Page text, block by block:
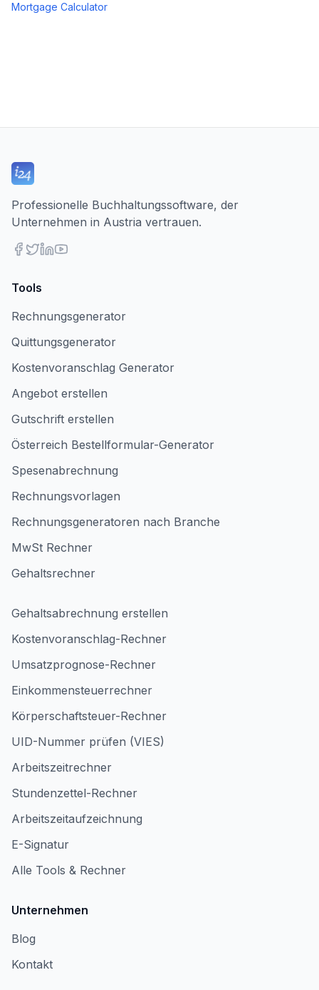
Mortgage Calculator
Professionelle Buchhaltungssoftware, der
Unternehmen in Austria vertrauen.
Tools
Rechnungsgenerator
Quittungsgenerator
Kostenvoranschlag Generator
Angebot erstellen
Gutschrift erstellen
Österreich Bestellformular-Generator
Spesenabrechnung
Rechnungsvorlagen
Rechnungsgeneratoren nach Branche
MwSt Rechner
Gehaltsrechner
Gehaltsabrechnung erstellen
Kostenvoranschlag-Rechner
Umsatzprognose-Rechner
Einkommensteuerrechner
Körperschaftsteuer-Rechner
UID-Nummer prüfen (VIES)
Arbeitszeitrechner
Stundenzettel-Rechner
Arbeitszeitaufzeichnung
E-Signatur
Alle Tools & Rechner
Unternehmen
Blog
Kontakt